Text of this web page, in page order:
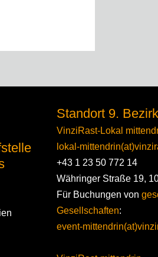
Standort 9. Bezirk
VinziRast-Lokal
lokal-
+43 1 23 50 772 14
Währinger Straße 19,
Für Buchungen von
Gesellschaften:
event-